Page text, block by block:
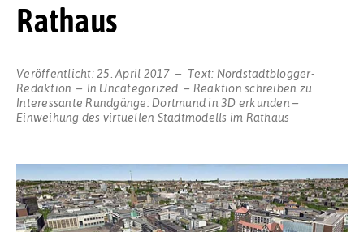
Rathaus
Veröffentlicht:25. April 2017 Text: Nordstadtblogger-
Redaktion
In Uncategorized Reaktion schreiben zu
Interessante Rundgänge: Dortmund in 3D erkunden –
Einweihung des virtuellen Stadtmodells im Rathaus